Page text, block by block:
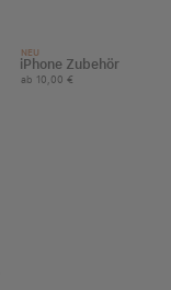
NEU
iPhone Zubehör
ab 10,00 €